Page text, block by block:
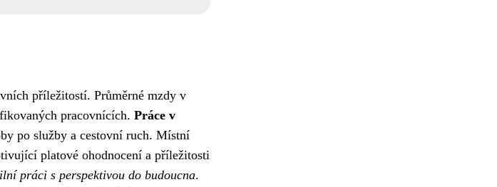
příležitostí. Průměrné mzdy v
pracovnících. Práce v
po služby a cestovní ruch. Místní
platové ohodnocení a příležitosti
práci s perspektivou do budoucna.